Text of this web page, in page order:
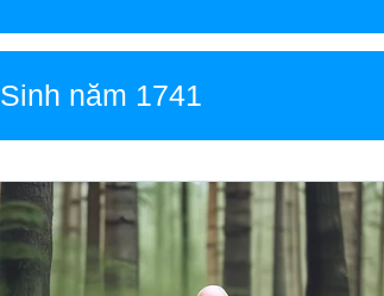
Sinh năm 1741